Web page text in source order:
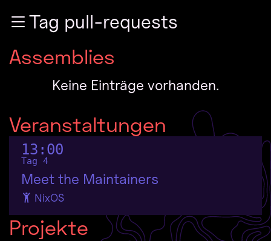
Zum InhaltTag pull-requests
Assemblies
Keine Einträge vorhanden.
Veranstaltungen
13:00
Tag 4
Meet the Maintainers
NixOS
Projekte